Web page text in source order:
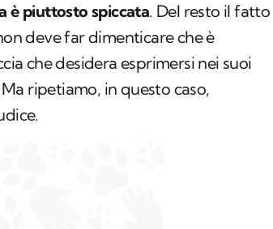
è piuttosto spiccata. Del resto il fatto
deve far dimenticare che è
che desidera esprimersi nei suoi
ripetiamo, in questo caso,